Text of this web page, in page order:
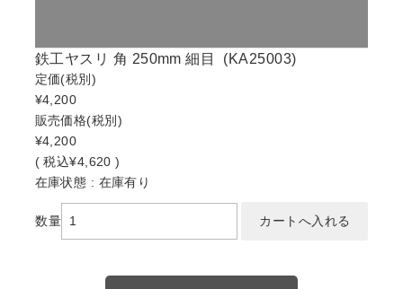
鉄工ヤスリ 角 250mm 細目 (KA25003)
定価(税別)
¥4,200
販売価格(税別)
¥4,200
(税込¥4,620 )
在庫状態 : 在庫有り
数量